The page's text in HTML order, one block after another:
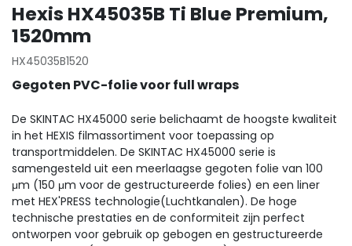
Hexis HX45035B Ti Blue Premium,
1520mm
HX45035B1520
Gegoten PVC-folie voor full wraps
De SKINTAC HX45000 serie belichaamt de hoogste kwaliteit
in het HEXIS filmassortiment voor toepassing op
transportmiddelen. De SKINTAC HX45000 serie is
samengesteld uit een meerlaagse gegoten folie van 100
μm (150 μm voor de gestructureerde folies) en een liner
met HEX'PRESS technologie(Luchtkanalen). De hoge
technische prestaties en de conformiteit zijn perfect
ontworpen voor gebruik op gebogen en gestructureerde